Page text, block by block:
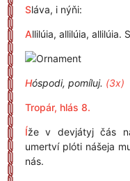
Sláva, i nýňi:
Allilúia, allilúia, allilúia.
Hóspodi, pomíluj. (3x)
Tropár, hlás 8.
Íže v devjátyj čás
umertví plóti nášeja
nás.